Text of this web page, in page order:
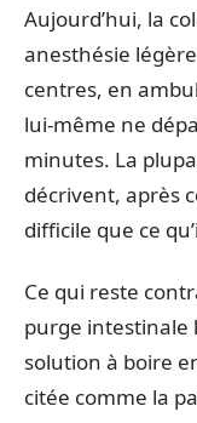
Aujourd’hui, la
anesthésie
centres, en
lui-même ne
minutes. La
décrivent, après
difficile que ce
Ce qui reste
purge intestinale
solution à boire
citée comme la